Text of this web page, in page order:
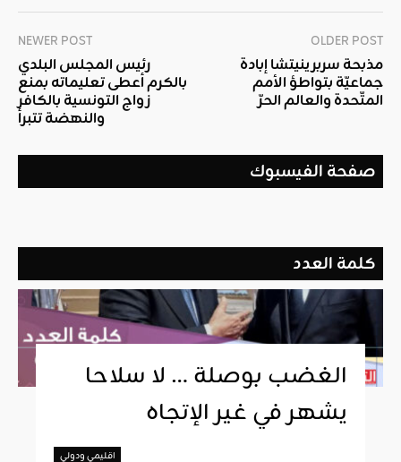
NEWER POST
رئيس المجلس البلدي
بالكرم أعطى تعليماته بمنع
زواج التونسية بالكافر
والنهضة تتبرأ
OLDER POST
مذبحة سربرينيتشا إبادة
جماعيّة بتواطؤ الأمم
المتّحدة والعالم الحرّ
صفحة الفيسبوك
كلمة العدد
الغضب بوصلة … لا سلاحا
يشهر في غير الإتجاه
اقليمي ودولي